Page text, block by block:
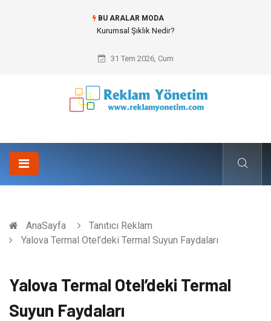
BU ARALAR MODA
Bitumen storage tank (Bitüm depolama tankı) ile Endüstriyel Tesislerde
31 Tem 2026, Cum
AnaSayfa
Tanıtıcı Reklam
Yalova Termal Otel’deki Termal Suyun Faydaları
Yalova Termal Otel’deki Termal
Suyun Faydaları